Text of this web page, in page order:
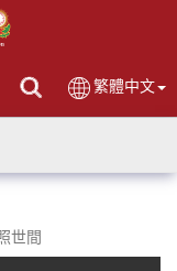
繁體中文
世間